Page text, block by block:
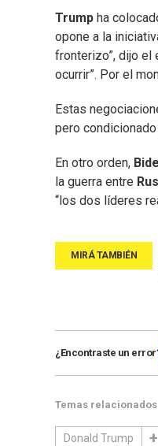
Trump ha
opone a la
fronterizo”, dijo el
ocurrir”. Por el
Estas
pero
En otro orden,
la guerra entre
“los dos líderes
¿Encontraste un
Temas relacionados
Donald Trump